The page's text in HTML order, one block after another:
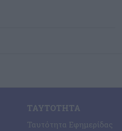
ΤΑΥΤΌΤΗΤΑ
Ταυτότητα Εφημερίδας